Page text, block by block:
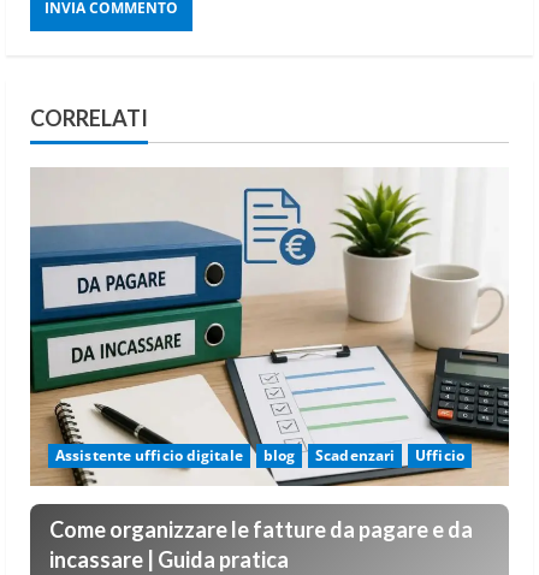
CORRELATI
Assistente ufficio digitale blog Scadenzari Ufficio
Come organizzare le fatture da pagare e da
incassare | Guida pratica